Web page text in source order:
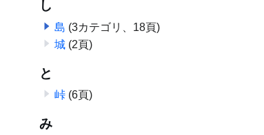
し
島 (3カテゴリ、18頁)
城 (2頁)
と
峠 (6頁)
み